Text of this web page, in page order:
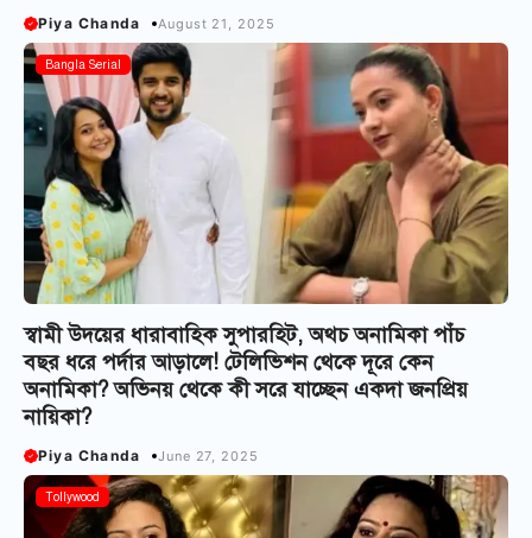
Piya Chanda August 21, 2025
Bangla Serial
স্বামী উদয়ের ধারাবাহিক সুপারহিট, অথচ অনামিকা পাঁচ
বছর ধরে পর্দার আড়ালে! টেলিভিশন থেকে দূরে কেন
অনামিকা? অভিনয় থেকে কী সরে যাচ্ছেন একদা জনপ্রিয়
নায়িকা?
Piya Chanda June 27, 2025
Tollywood